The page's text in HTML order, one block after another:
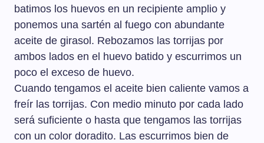
batimos los huevos en un recipiente amplio y
ponemos una sartén al fuego con abundante
aceite de girasol. Rebozamos las torrijas por
ambos lados en el huevo batido y escurrimos un
poco el exceso de huevo.
Cuando tengamos el aceite bien caliente vamos a
freír las torrijas. Con medio minuto por cada lado
será suficiente o hasta que tengamos las torrijas
con un color doradito. Las escurrimos bien de